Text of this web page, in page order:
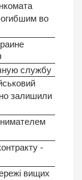
во
службу
залишили
-
вищих